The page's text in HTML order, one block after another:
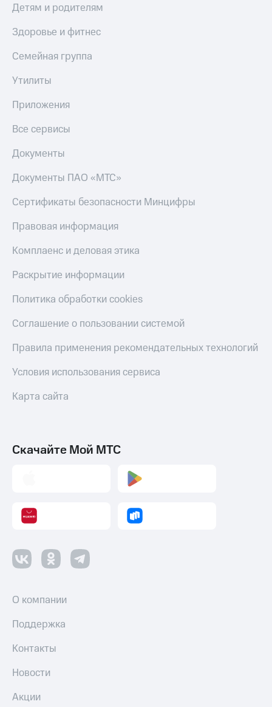
Детям и родителям
Здоровье и фитнес
Семейная группа
Утилиты
Приложения
Все сервисы
Документы
Документы ПАО «МТС»
Сертификаты безопасности Минцифры
Правовая информация
Комплаенс и деловая этика
Раскрытие информации
Политика обработки cookies
Соглашение о пользовании системой
Правила применения рекомендательных технологий
Условия использования сервиса
Карта сайта
Скачайте Мой МТС
О компании
Поддержка
Контакты
Новости
Акции